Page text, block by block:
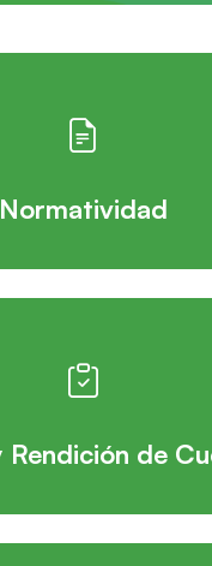
Normatividad
de